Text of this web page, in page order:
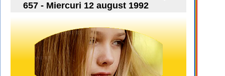
657 - Miercuri 12 august 1992